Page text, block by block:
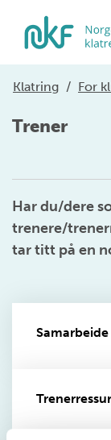
Klatring / For
Trener
Har du/dere
trenere/
tar titt på en